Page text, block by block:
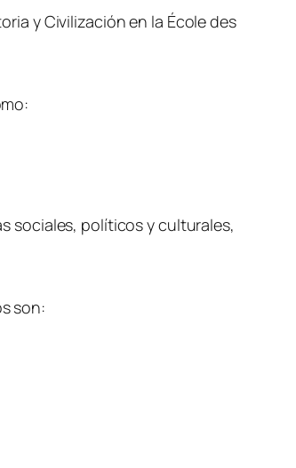
y Civilización en la École des
sociales, políticos y culturales,
son: